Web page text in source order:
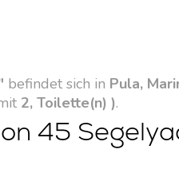
befindet sich in Pula,
2, Toilette(n) ).
45